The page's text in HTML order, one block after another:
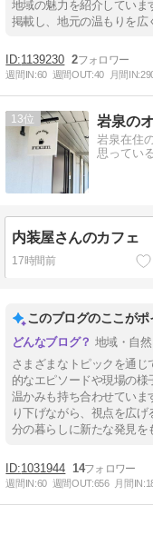
地域の魅力を紹介していま
掲載し、地元の温もりを広
1139230 2
週間IN:60 週間OUT:40 月間IN:
13 岩泉の
岩泉在住
思ってい
内装屋さんのカフェ
17時間前
このブログのここがポ
地域・自
さまざまなトピックを通
的なエピソードや現場の
温かみも持ち合わせていま
り下げながら、視点を広
分の暮らしに新たな発見を
1031944 14
週間IN:60 週間OUT:656 月間IN: